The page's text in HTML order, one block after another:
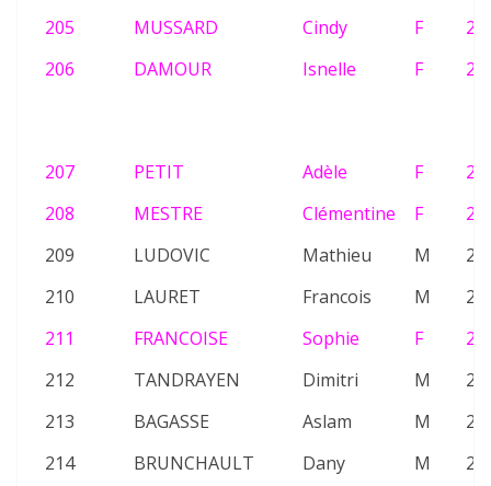
205
MUSSARD Cindy F
206
DAMOUR Isnelle F
207 PETIT Adèle F
208
MESTRE Clémentine F
209
LUDOVIC Mathieu M
210
LAURET Francois M
211
FRANCOISE Sophie F
212
TANDRAYEN Dimitri M
213
BAGASSE Aslam M
214
BRUNCHAULT Dany M